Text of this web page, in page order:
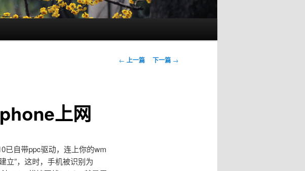
文
← 上一篇 下一篇 →
上网
已自带ppc驱动，连上你的wm
立”，这时，手机被识别为